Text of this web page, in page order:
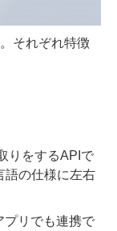
それぞれ特徴
りをするAPIで
語の仕様に左右
プリでも連携で